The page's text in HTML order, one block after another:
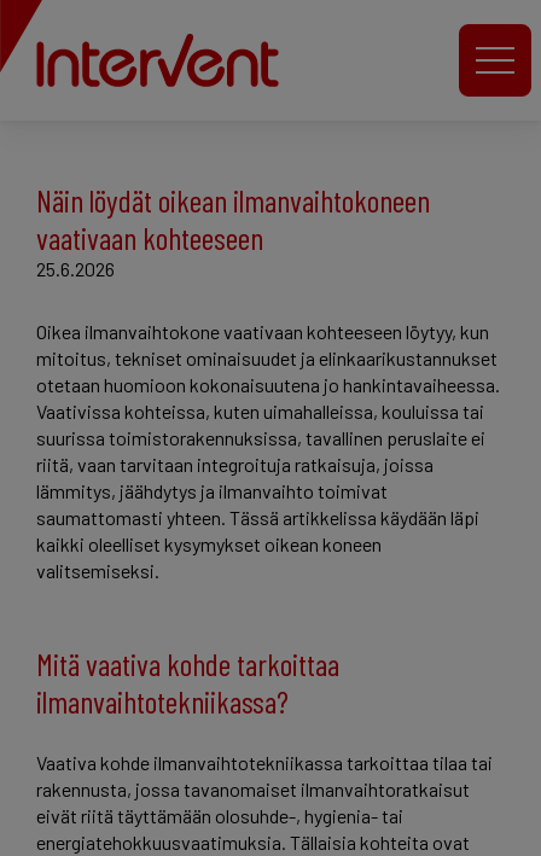
Näin löydät oikean ilmanvaihtokoneen
vaativaan kohteeseen
25.6.2026
Oikea ilmanvaihtokone vaativaan kohteeseen löytyy, kun
mitoitus, tekniset ominaisuudet ja elinkaarikustannukset
otetaan huomioon kokonaisuutena jo hankintavaiheessa.
Vaativissa kohteissa, kuten uimahalleissa, kouluissa tai
suurissa toimistorakennuksissa, tavallinen peruslaite ei
riitä, vaan tarvitaan integroituja ratkaisuja, joissa
lämmitys, jäähdytys ja ilmanvaihto toimivat
saumattomasti yhteen. Tässä artikkelissa käydään läpi
kaikki oleelliset kysymykset oikean koneen
valitsemiseksi.
Mitä vaativa kohde tarkoittaa
ilmanvaihtotekniikassa?
Vaativa kohde ilmanvaihtotekniikassa tarkoittaa tilaa tai
rakennusta, jossa tavanomaiset ilmanvaihtoratkaisut
eivät riitä täyttämään olosuhde-, hygienia- tai
energiatehokkuusvaatimuksia. Tällaisia kohteita ovat